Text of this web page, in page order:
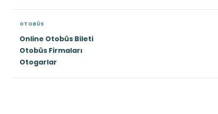
OTOBÜS
Online Otobüs Bileti
Otobüs Firmaları
Otogarlar